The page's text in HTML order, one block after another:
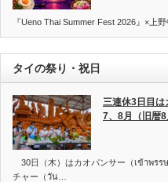
『Ueno Thai Summer Fest 2026』×上
タイの祭り・祝日
三連休3日目は
7、8月（旧暦8
30日（木）はカオパンサー（เข้าพรร
チャー（วัน…